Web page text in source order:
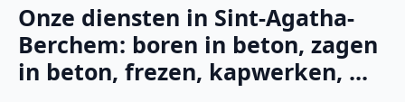
Onze diensten in Sint-Agatha-
Berchem: boren in beton, zagen
in beton, frezen, kapwerken, ...